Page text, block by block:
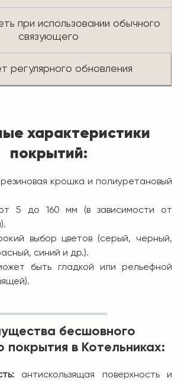
при использовании обычного
связующего
регулярного обновления
характеристики
покрытий:
резиновая крошка и полиуретановый
5 до 160 мм (в зависимости от
выбор цветов (серый, черный,
синий и др.).
быть гладкой или рельефной
бесшовного
покрытия в Котельниках:
антискользящая поверхность и